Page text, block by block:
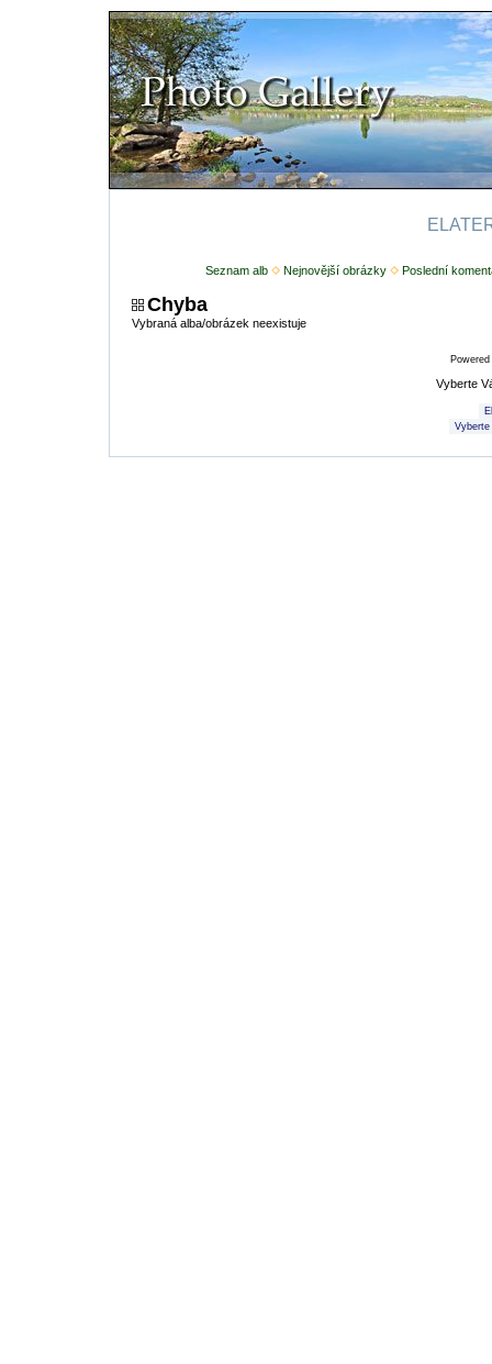
Seznam alb Nejnovější obrázky Poslední
Chyba
Vybraná alba/obrázek neexistuje
Vyberte